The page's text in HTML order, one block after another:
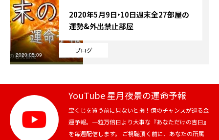
ブログ
お知らせ
芸能界
テニス
スポーツ
競馬
ブログ
2020年5月9日‣10日週末全27部屋の
運勢&外出禁止部屋
2020.05.09
YouTube 星月夜景の運命予報
宝くじを買う前に見ないと損！億のチャンスが巡る金
運予報。一粒万倍日より大事な『あなただけの吉日』
を毎週配信します。 ご視聴頂く前に、あなたの所属